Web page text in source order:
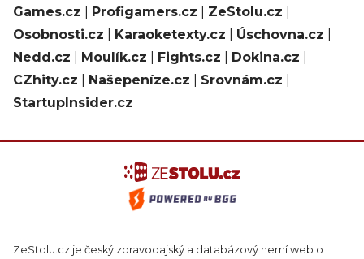
Games.cz
Profigamers.cz ZeStolu.cz
Osobnosti.cz
Karaoketexty.cz Úschovna.cz
Nedd.cz
Moulík.cz Fights.cz Dokina.cz
CZhity.cz
Našepeníze.cz Srovnám.cz
StartupInsider.cz
ZeStolu.cz je český zpravodajský a databázový herní web o